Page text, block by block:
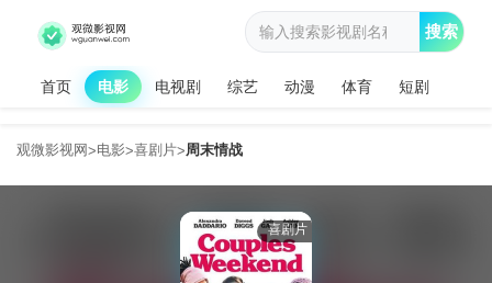
首页 电影 电视剧 综艺 动漫 体育 短剧
搜索
观微影视网>电影>喜剧片>周末情战
喜剧片